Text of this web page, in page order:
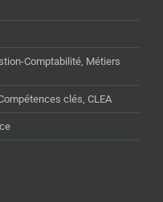
Comptabilité, Métiers
clés, CLEA